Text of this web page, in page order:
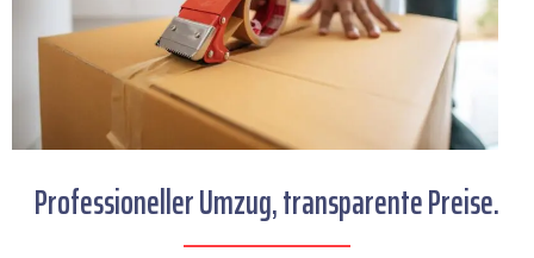
Professioneller Umzug, transparente Preise.